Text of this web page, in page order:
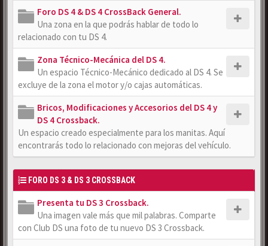
Foro DS 4 & DS 4 CrossBack General.
Una zona en la que podrás hablar de todo lo
relacionado con tu DS 4.
Zona Técnico-Mecánica del DS 4.
Un espacio Técnico-Mecánico dedicado al DS 4. Se
excluye de la zona el motor y/o cajas automáticas.
Bricos, Modificaciones y Accesorios del DS 4 y
DS 4 Crossback.
Un espacio creado especialmente para los manitas. Aquí
encontrarás todo lo relacionado con mejoras del vehículo.
FORO DS 3 & DS 3 CROSSBACK
Presenta tu DS 3 Crossback.
Una imagen vale más que mil palabras. Comparte
con Club DS una foto de tu nuevo DS 3 Crossback.